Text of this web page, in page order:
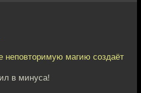
неповторимую магию создаёт
в минуса!